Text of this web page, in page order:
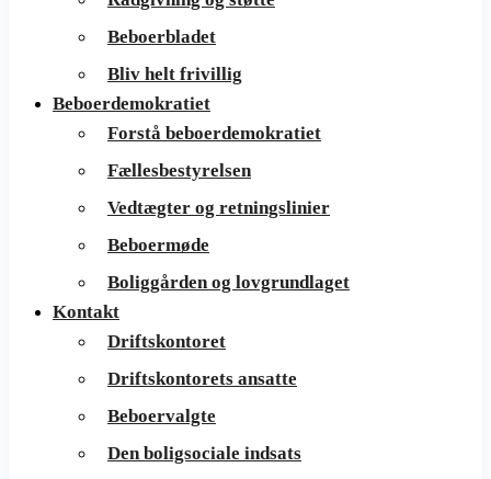
Beboerbladet
Bliv helt frivillig
Beboerdemokratiet
Forstå beboerdemokratiet
Fællesbestyrelsen
Vedtægter og retningslinier
Beboermøde
Boliggården og lovgrundlaget
Kontakt
Driftskontoret
Driftskontorets ansatte
Beboervalgte
Den boligsociale indsats